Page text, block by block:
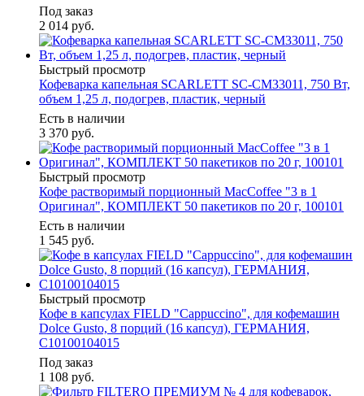
Под заказ
2 014 руб.
Быстрый просмотр
Кофеварка капельная SCARLETT SC-CM33011, 750 Вт,
объем 1,25 л, подогрев, пластик, черный
Есть в наличии
3 370 руб.
Быстрый просмотр
Кофе растворимый порционный MacCoffee "3 в 1
Оригинал", КОМПЛЕКТ 50 пакетиков по 20 г, 100101
Есть в наличии
1 545 руб.
Быстрый просмотр
Кофе в капсулах FIELD "Cappuccino", для кофемашин
Dolce Gusto, 8 порций (16 капсул), ГЕРМАНИЯ,
C10100104015
Под заказ
1 108 руб.